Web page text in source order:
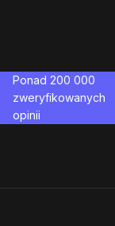
Ponad 200 000
zweryfikowanych
opinii